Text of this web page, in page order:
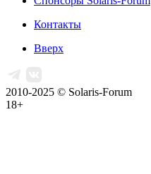
Контакты
Вверх
2010-2025 © Solaris-Forum
18+